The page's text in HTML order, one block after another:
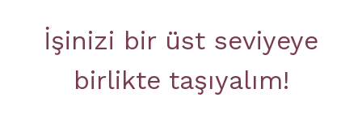
İşinizi bir üst seviyeye
birlikte taşıyalım!